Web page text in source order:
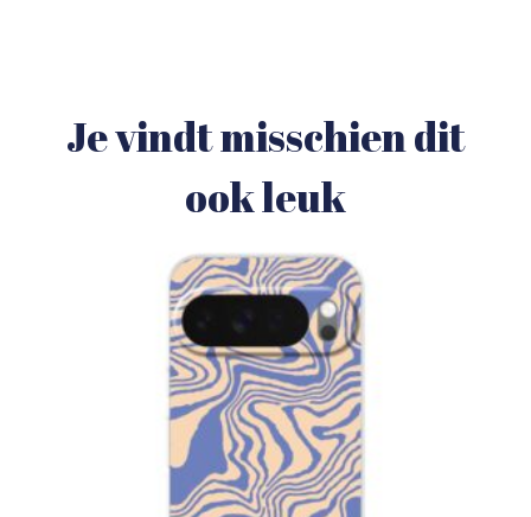
Je vindt misschien dit
ook leuk